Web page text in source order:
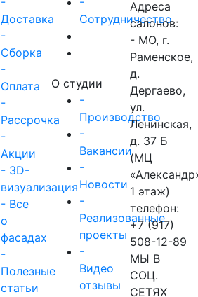
Доставка
-
Сборка
-
Оплата
-
Рассрочка
-
Акции
- 3D-
визуализация
- Все
о
фасадах
-
Полезные
статьи
Сотрудничество
О студии
-
Производство
-
Вакансии
-
Новости
-
Реализованные
проекты
-
Видео
отзывы
Адреса
салонов:
- МО, г.
Раменское,
д.
Дергаево,
ул.
Ленинская,
д. 37 Б
(МЦ
1 этаж)
телефон:
+7 (917)
508-12-89
МЫ В
СОЦ.
СЕТЯХ